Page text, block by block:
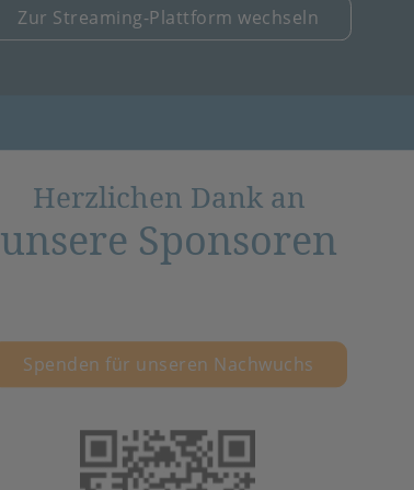
Zur Streaming-Plattform wechseln
Herzlichen Dank an
unsere Sponsoren
Spenden für unseren Nachwuchs